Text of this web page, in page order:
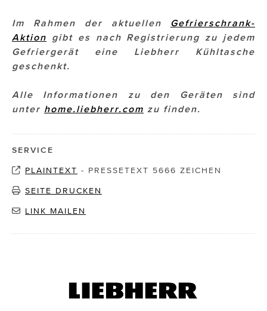
Im Rahmen der aktuellen Gefrierschrank-
Aktion gibt es nach Registrierung zu jedem
Gefriergerät eine Liebherr Kühltasche
geschenkt.
Alle Informationen zu den Geräten sind
unter home.liebherr.com zu finden.
SERVICE
PLAINTEXT - PRESSETEXT 5666 ZEICHEN
SEITE DRUCKEN
LINK MAILEN